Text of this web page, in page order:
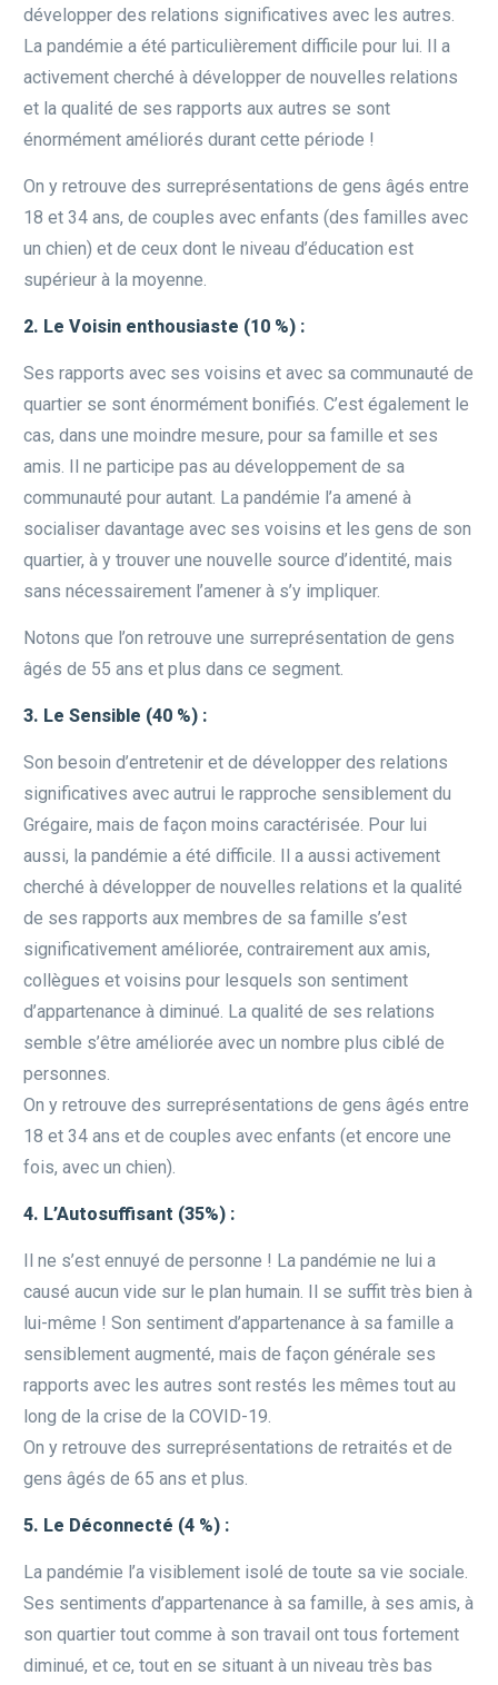
développer des relations significatives avec les autres.
La pandémie a été particulièrement difficile pour lui. Il a
activement cherché à développer de nouvelles relations
et la qualité de ses rapports aux autres se sont
énormément améliorés durant cette période !
On y retrouve des surreprésentations de gens âgés entre
18 et 34 ans, de couples avec enfants (des familles avec
un chien) et de ceux dont le niveau d’éducation est
supérieur à la moyenne.
2. Le Voisin enthousiaste (10 %) :
Ses rapports avec ses voisins et avec sa communauté de
quartier se sont énormément bonifiés. C’est également le
cas, dans une moindre mesure, pour sa famille et ses
amis. Il ne participe pas au développement de sa
communauté pour autant. La pandémie l’a amené à
socialiser davantage avec ses voisins et les gens de son
quartier, à y trouver une nouvelle source d’identité, mais
sans nécessairement l’amener à s’y impliquer.
Notons que l’on retrouve une surreprésentation de gens
âgés de 55 ans et plus dans ce segment.
3. Le Sensible (40 %) :
Son besoin d’entretenir et de développer des relations
significatives avec autrui le rapproche sensiblement du
Grégaire, mais de façon moins caractérisée. Pour lui
aussi, la pandémie a été difficile. Il a aussi activement
cherché à développer de nouvelles relations et la qualité
de ses rapports aux membres de sa famille s’est
significativement améliorée, contrairement aux amis,
collègues et voisins pour lesquels son sentiment
d’appartenance à diminué. La qualité de ses relations
semble s’être améliorée avec un nombre plus ciblé de
personnes.
On y retrouve des surreprésentations de gens âgés entre
18 et 34 ans et de couples avec enfants (et encore une
fois, avec un chien).
4. L’Autosuffisant (35%) :
Il ne s’est ennuyé de personne ! La pandémie ne lui a
causé aucun vide sur le plan humain. Il se suffit très bien à
lui-même ! Son sentiment d’appartenance à sa famille a
sensiblement augmenté, mais de façon générale ses
rapports avec les autres sont restés les mêmes tout au
long de la crise de la COVID-19.
On y retrouve des surreprésentations de retraités et de
gens âgés de 65 ans et plus.
5. Le Déconnecté (4 %) :
La pandémie l’a visiblement isolé de toute sa vie sociale.
Ses sentiments d’appartenance à sa famille, à ses amis, à
son quartier tout comme à son travail ont tous fortement
diminué, et ce, tout en se situant à un niveau très bas